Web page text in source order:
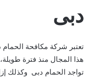
دبى
تعتبر شركة مكافحة
هذا المجال منذ فترة
تواجد الحمام دبى وكذلك